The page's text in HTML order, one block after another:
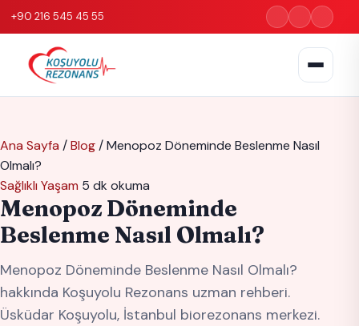
+90 216 545 45 55
Ana Sayfa /Blog/Menopoz Döneminde Beslenme Nasıl
Olmalı?
Sağlıklı Yaşam 5 dk okuma
Menopoz Döneminde
Beslenme Nasıl Olmalı?
Menopoz Döneminde Beslenme Nasıl Olmalı?
hakkında Koşuyolu Rezonans uzman rehberi.
Üsküdar Koşuyolu, İstanbul biorezonans merkezi.